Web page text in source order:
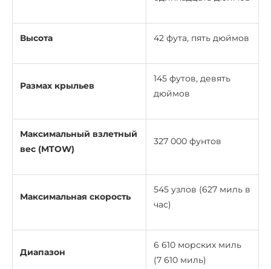
Высота 42 фута, пять дюймов
Размах крыльев
145 футов, девять
дюймов
Максимальный взлетный
вес (MTOW)
327 000 фунтов
Максимальная скорость
545 узлов (627 миль в
час)
Диапазон
6 610 морских миль
(7 610 миль)